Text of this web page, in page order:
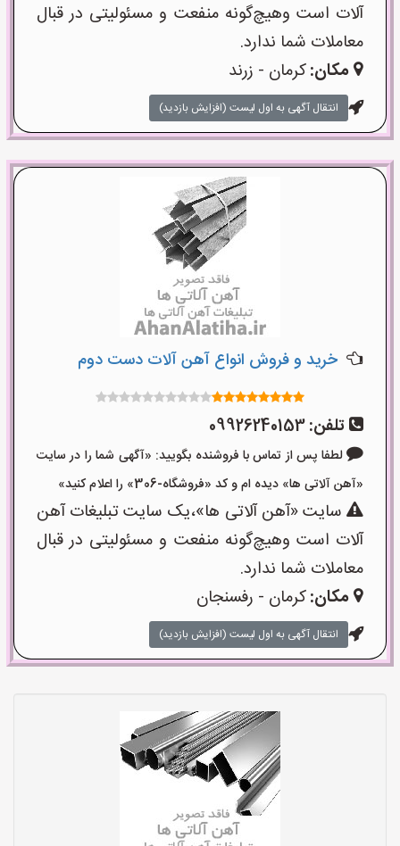
آلات است وهیچ‌گونه منفعت و مسئولیتی در قبال
معاملات شما ندارد.
مکان:کرمان - زرند
انتقال آگهی به اول لیست (افزایش بازدید)
خرید و فروش انواع آهن آلات دست دوم
تلفن:09926240153
لطفا پس از تماس با فروشنده بگویید: «آگهی شما را در سایت
«آهن آلاتی ها» دیده ام و کد «فروشگاه-306» را اعلام کنید»
سایت «آهن آلاتی ها»،یک سایت تبلیغات آهن
آلات است وهیچ‌گونه منفعت و مسئولیتی در قبال
معاملات شما ندارد.
مکان:کرمان - رفسنجان
انتقال آگهی به اول لیست (افزایش بازدید)